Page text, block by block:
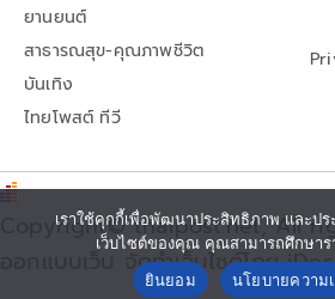
ยานยนต์
สาธารณสุข-คุณภาพชีวิต
บันเทิง
ไทยโพสต์ ทีวี
Copyright© thaipost.net, All
ออกแบบเว็บ จัดทำเว็บไซต์โดย
เราใช้คุกกี้เพื่อพัฒนาประสิทธิภาพ และป
เว็บไซต์ของคุณ คุณสามารถศึกษาร
ยินยอม
นโยบายความ